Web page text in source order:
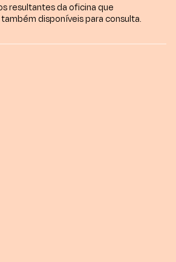
resultantes da oficina que
disponíveis para consulta.